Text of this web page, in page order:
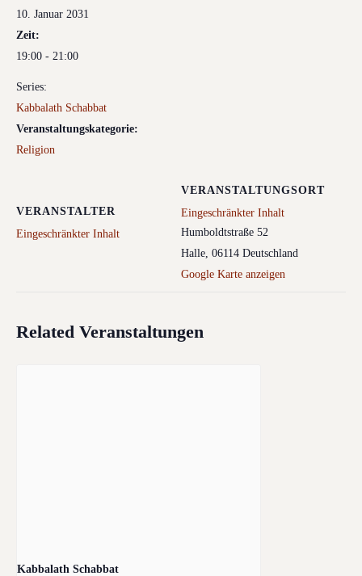
10. Januar 2031
Zeit:
19:00 - 21:00
Series:
Kabbalath Schabbat
Veranstaltungskategorie:
Religion
VERANSTALTER
Eingeschränkter Inhalt
VERANSTALTUNGSORT
Eingeschränkter Inhalt
Humboldtstraße 52
Halle 06114 Deutschland
Google Karte anzeigen
Related Veranstaltungen
Kabbalath Schabbat